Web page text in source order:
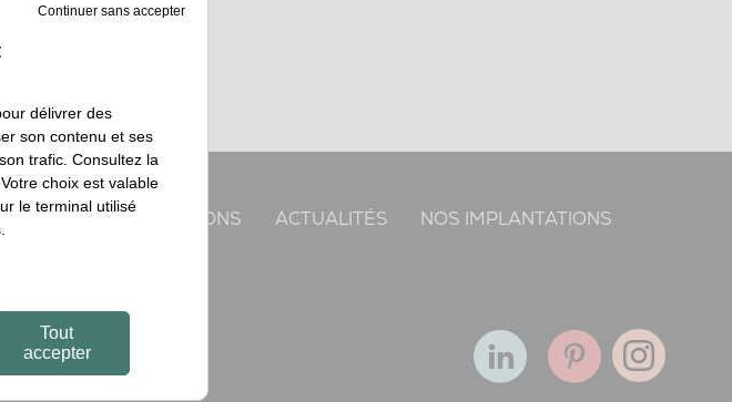
NOS RÉALISATIONS ACTUALITÉS NOS IMPLANTATIONS
délivrer des
son contenu et ses
trafic. Consultez la
. Votre choix est valable
le terminal utilisé
Tout
accepter
Continuer sans accepter